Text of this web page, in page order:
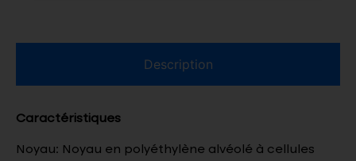
Description
Caractéristiques
Noyau: Noyau en polyéthylène alvéolé à cellules